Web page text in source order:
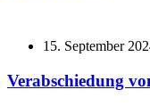
15. September
Verabschiedung